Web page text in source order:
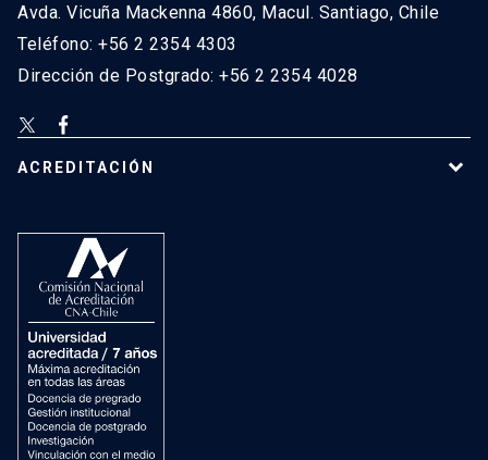
Avda. Vicuña Mackenna 4860, Macul. Santiago, Chile
Teléfono: +56 2 2354 4303
Dirección de Postgrado: +56 2 2354 4028
ACREDITACIÓN